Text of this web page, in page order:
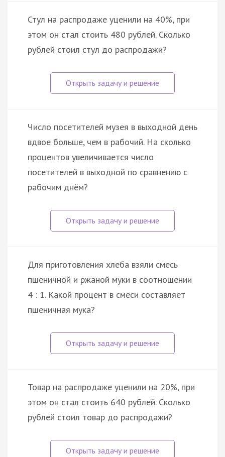
Стул на распродаже уценили на 40%, при
этом он стал стоить 480 рублей. Сколько
рублей стоил стул до распродажи?
Число посетителей музея в выходной день
вдвое больше, чем в рабочий. На сколько
процентов увеличивается число
посетителей в выходной по сравнению с
рабочим днём?
Для приготовления хлеба взяли смесь
пшеничной и ржаной муки в соотношении
4 : 1. Какой процент в смеси составляет
пшеничная мука?
Товар на распродаже уценили на 20%, при
этом он стал стоить 640 рублей. Сколько
рублей стоил товар до распродажи?